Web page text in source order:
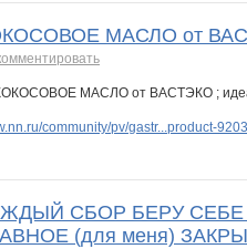
МАСЛО от
community/pv/gastr...product-
СБОР БЕРУ СЕБЕ
(для меня)